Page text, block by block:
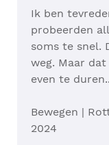
Ik ben
probeerden
soms te snel.
weg. Maar
even te
Bewegen |
2024